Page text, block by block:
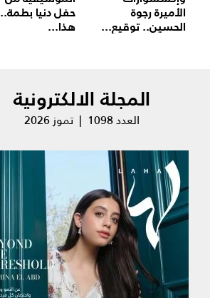
الأميرة رجوة
الحسين.. توقيع...
حفل دنيا بطمة..
هذا...
المجلة الالكترونية
العدد 1098 | تموز 2026